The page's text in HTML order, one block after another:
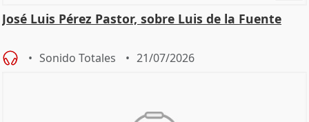
José Luis Pérez Pastor, sobre Luis de la Fuente
Sonido Totales 21/07/2026